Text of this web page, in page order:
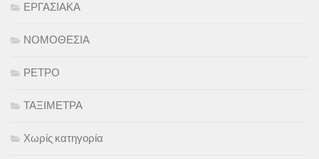
ΕΡΓΑΣΙΑΚΑ
ΝΟΜΟΘΕΣΙΑ
ΡΕΤΡΟ
ΤΑΞΙΜΕΤΡΑ
Χωρίς κατηγορία